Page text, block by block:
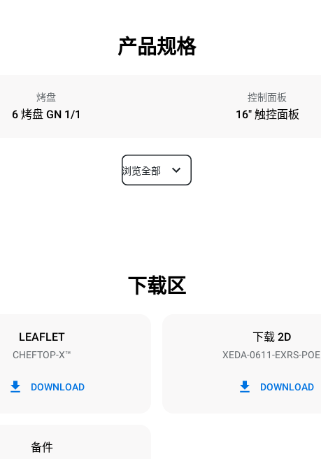
产品规格
烤盘
6 烤盘 GN 1/1
控制面板
16" 触控面板
烤盘尺寸
/ 220-240V 3~ / 220-240V
浏览全部
下载区
LEAFLET
CHEFTOP-X™
DOWNLOAD
下载 2D
XEDA-0611-EXRS-POE
DOWNLOAD
备件